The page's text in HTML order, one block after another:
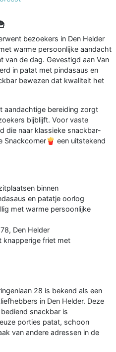
bezoekers in Den Helder
warme persoonlijke aandacht
van de dag. Gevestigd aan Van
in patat met pindasaus en
bewezen dat kwaliteit het
aandachtige bereiding zorgt
bijblijft. Voor vaste
die naar klassieke snackbar-
Snackcorner🍟 een uitstekend
binnen
en patatje oorlog
met warme persoonlijke
Den Helder
knapperige friet met
28 is bekend als een
in Den Helder. Deze
snackbar is
porties patat, schoon
van andere adressen in de